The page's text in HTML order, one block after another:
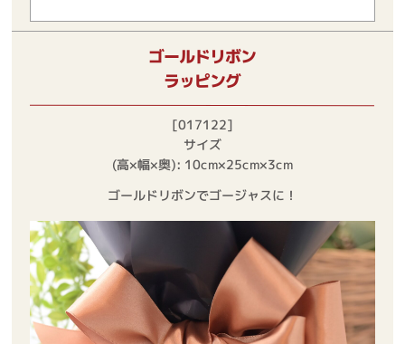
ゴールドリボン
ラッピング
[017122]
サイズ
(高×幅×奥): 10cm×25cm×3cm
ゴールドリボンでゴージャスに！